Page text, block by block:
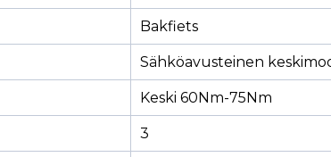
Bakfiets
Sähköavusteinen
Keski 60Nm-75Nm
3